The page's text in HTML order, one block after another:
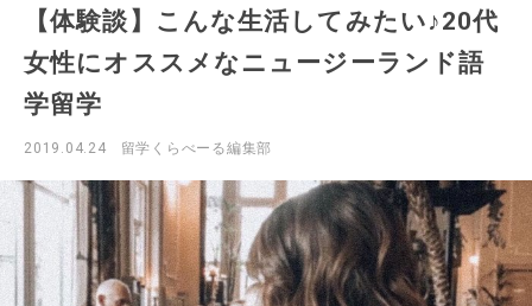
【体験談】こんな生活してみたい♪20代
女性にオススメなニュージーランド語
学留学
2019.04.24 留学くらべーる編集部